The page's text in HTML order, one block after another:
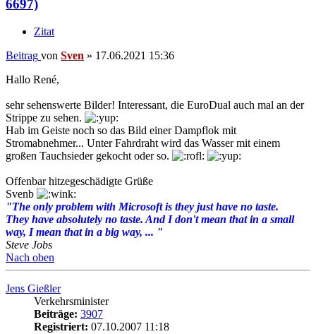
6697)
Zitat
Beitrag von Sven » 17.06.2021 15:36
Hallo René,
sehr sehenswerte Bilder! Interessant, die EuroDual auch mal an der
Strippe zu sehen.
Hab im Geiste noch so das Bild einer Dampflok mit
Stromabnehmer... Unter Fahrdraht wird das Wasser mit einem
großen Tauchsieder gekocht oder so.
Offenbar hitzegeschädigte Grüße
Svenb
"The only problem with Microsoft is they just have no taste.
They have absolutely no taste. And I don't mean that in a small
way, I mean that in a big way, ... "
Steve Jobs
Nach oben
Jens Gießler
Verkehrsminister
Beiträge: 3907
Registriert: 07.10.2007 11:18